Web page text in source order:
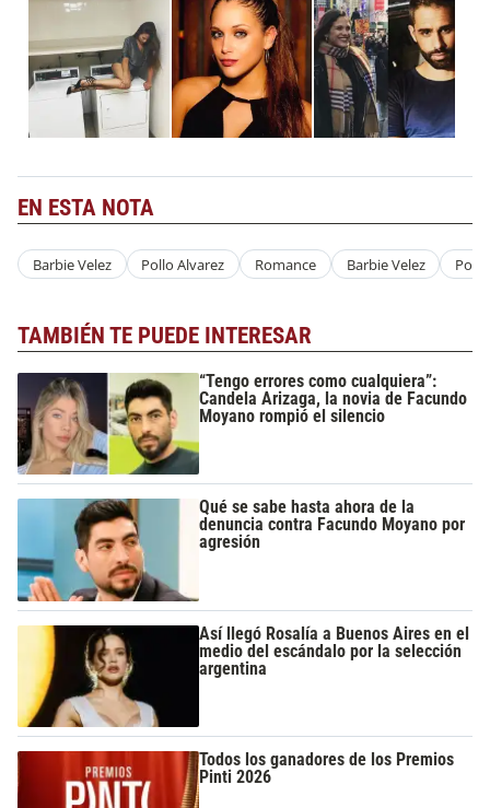
EN ESTA NOTA
Barbie Velez Pollo Alvarez Romance Barbie Velez
TAMBIÉN TE PUEDE INTERESAR
“Tengo errores como cualquiera”:
Candela Arizaga, la novia de Facundo
Moyano rompió el silencio
Qué se sabe hasta ahora de la
denuncia contra Facundo Moyano por
agresión
Así llegó Rosalía a Buenos Aires en el
medio del escándalo por la selección
argentina
Todos los ganadores de los Premios
Pinti 2026